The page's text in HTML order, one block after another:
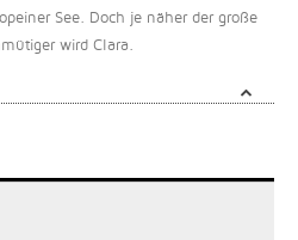
See. Doch je näher der große
wird Clara.